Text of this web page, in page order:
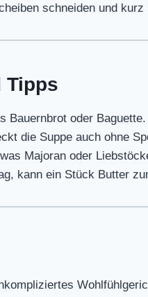
schneiden und kurz
Tipps
Bauernbrot oder Baguette.
die Suppe auch ohne
Majoran oder
kann ein Stück Butter